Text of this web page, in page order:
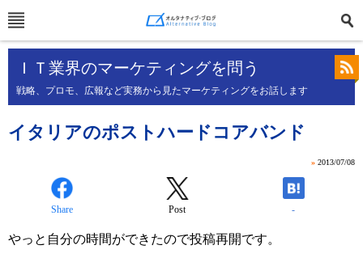
ＩＴ業界のマーケティングを問う
戦略、プロモ、広報など実務から見たマーケティングをお話します
イタリアのポストハードコアバンド
» 2013/07/08
Share Post -
やっと自分の時間ができたので投稿再開です。